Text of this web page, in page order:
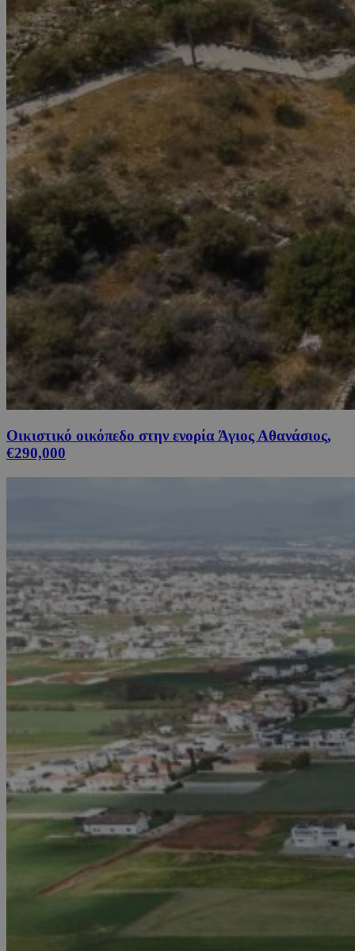
Οικιστικό οικόπεδο στην ενορία Άγιος Αθανάσιος,
€290,000